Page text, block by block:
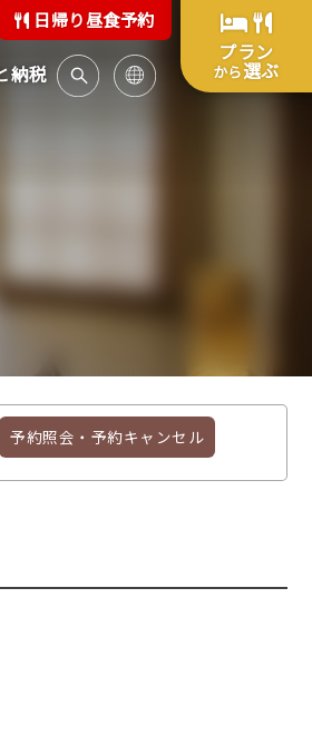
日帰り昼食予約
納税
プラン
から選ぶ
予約照会・予約キャンセル